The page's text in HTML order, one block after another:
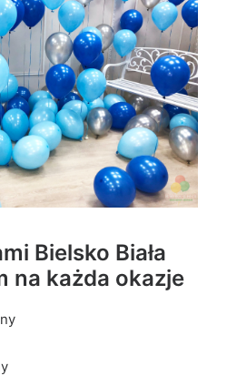
Bielsko Biała
na każda okazje